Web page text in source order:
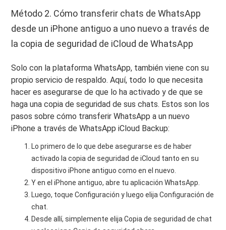
Método 2. Cómo transferir chats de WhatsApp
desde un iPhone antiguo a uno nuevo a través de
la copia de seguridad de iCloud de WhatsApp
Solo con la plataforma WhatsApp, también viene con su
propio servicio de respaldo. Aquí, todo lo que necesita
hacer es asegurarse de que lo ha activado y de que se
haga una copia de seguridad de sus chats. Estos son los
pasos sobre cómo transferir WhatsApp a un nuevo
iPhone a través de WhatsApp iCloud Backup:
Lo primero de lo que debe asegurarse es de haber
activado la copia de seguridad de iCloud tanto en su
dispositivo iPhone antiguo como en el nuevo.
Y en el iPhone antiguo, abre tu aplicación WhatsApp.
Luego, toque Configuración y luego elija Configuración de
chat.
Desde allí, simplemente elija Copia de seguridad de chat